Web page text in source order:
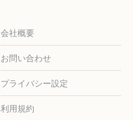
会社概要
お問い合わせ
プライバシー設定
利用規約